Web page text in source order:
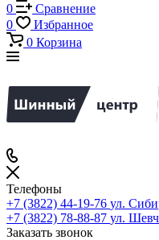
0
Сравнение
0
Избранное
0 Корзина
Телефоны
+7 (3822) 44-19-76 ул.
+7 (3822) 78-88-87 ул.
Заказать звонок